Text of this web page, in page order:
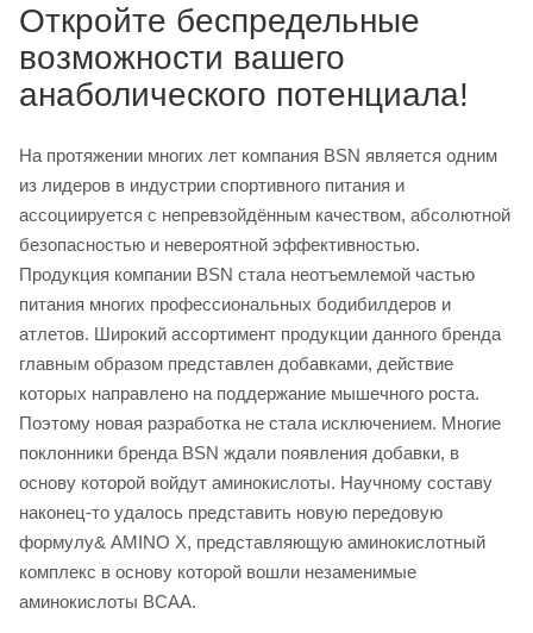
Откройте беспредельные
возможности вашего
анаболического потенциала!
На протяжении многих лет компания BSN является одним
из лидеров в индустрии спортивного питания и
ассоциируется с непревзойдённым качеством, абсолютной
безопасностью и невероятной эффективностью.
Продукция компании BSN стала неотъемлемой частью
питания многих профессиональных бодибилдеров и
атлетов. Широкий ассортимент продукции данного бренда
главным образом представлен добавками, действие
которых направлено на поддержание мышечного роста.
Поэтому новая разработка не стала исключением. Многие
поклонники бренда BSN ждали появления добавки, в
основу которой войдут аминокислоты. Научному составу
наконец-то удалось представить новую передовую
формулу& AMINO X, представляющую аминокислотный
комплекс в основу которой вошли незаменимые
аминокислоты BCAA.